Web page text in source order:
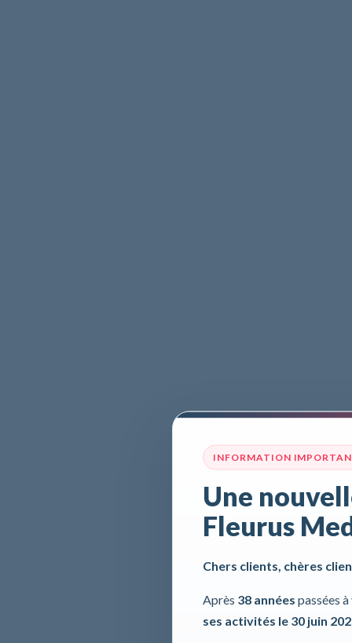
INFORMATION
Une
Fleurus
Chers clients, chères
Après 38 années passées
ses activités le 30 juin